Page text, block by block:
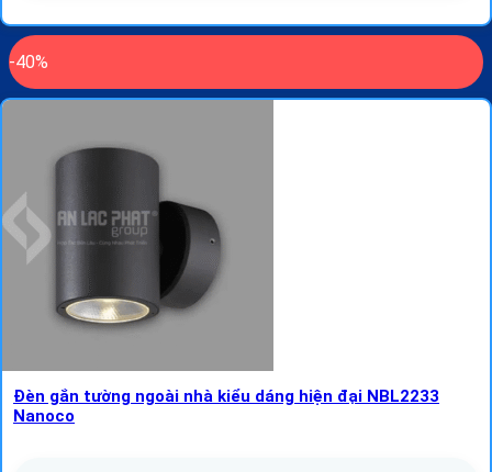
-40%
Đèn gắn tường ngoài nhà kiểu dáng hiện đại NBL2233
Nanoco